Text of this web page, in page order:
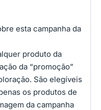
esta campanha da
produto da
da “promoção”
São elegíveis
os produtos de
da campanha